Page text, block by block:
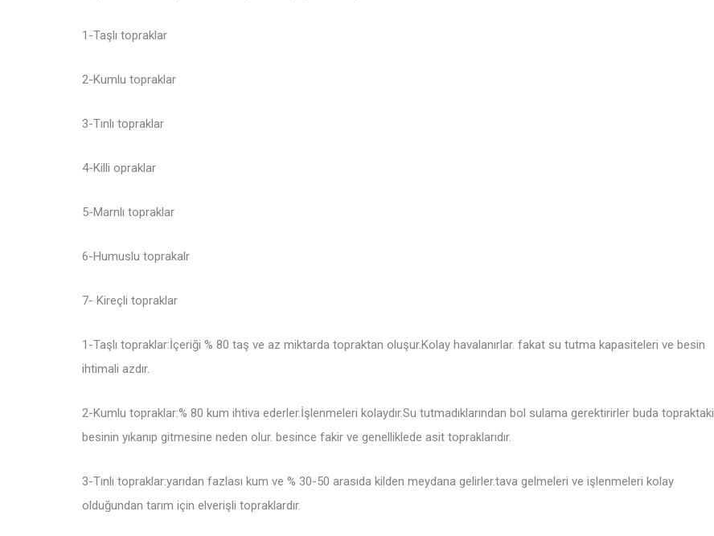
1-Taşlı topraklar
2-Kumlu topraklar
3-Tınlı topraklar
4-Killi opraklar
5-Marnlı topraklar
6-Humuslu toprakalr
7- Kireçli topraklar
1-Taşlı topraklar:İçeriği % 80 taş ve az miktarda topraktan oluşur.Kolay havalanırlar. fakat su tutma kapasiteleri ve besin
ihtimali azdır.
2-Kumlu topraklar:% 80 kum ihtiva ederler.İşlenmeleri kolaydır.Su tutmadıklarından bol sulama gerektirirler buda topraktaki
besinin yıkanıp gitmesine neden olur. besince fakir ve genelliklede asit topraklarıdır.
3-Tınlı topraklar:yarıdan fazlası kum ve % 30-50 arasıda kilden meydana gelirler.tava gelmeleri ve işlenmeleri kolay
olduğundan tarım için elverişli topraklardır.